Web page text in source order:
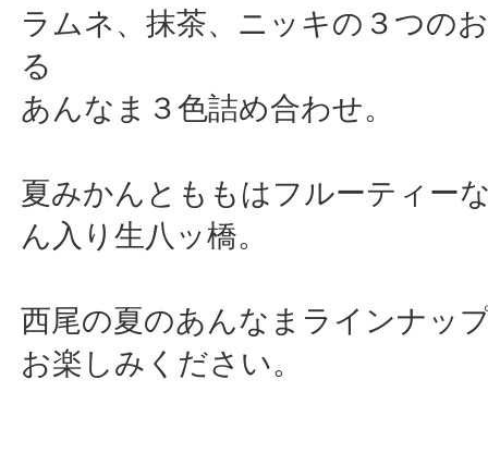
ラムネ、抹茶、ニッキの３つの
る
あんなま３色詰め合わせ。
夏みかんとももはフルーティー
ん入り生八ッ橋。
西尾の夏のあんなまラインナッ
お楽しみください。